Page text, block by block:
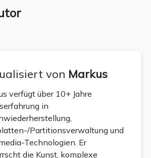
von Markus
verfügt über 10+ Jahre
in
Partitionsverwaltung und
Technologien. Er
die Kunst, komplexe